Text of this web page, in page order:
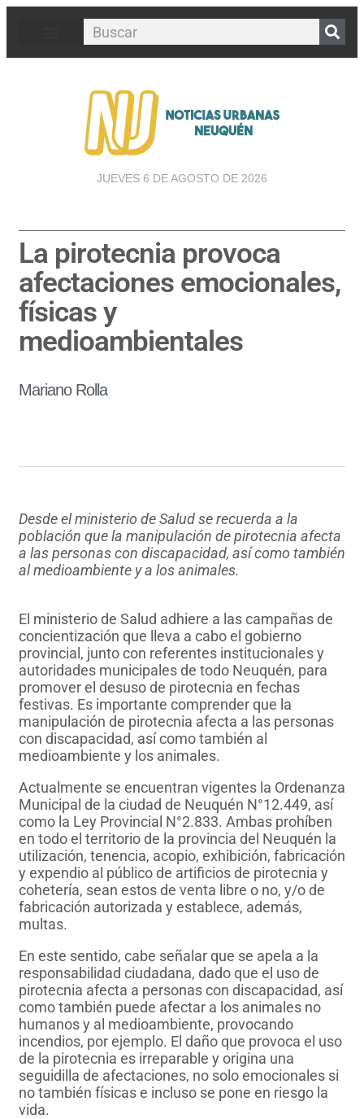
JUEVES 6 DE AGOSTO DE 2026
La pirotecnia provoca
afectaciones emocionales,
físicas y
medioambientales
Mariano Rolla
Desde el ministerio de Salud se recuerda a la
población que la manipulación de pirotecnia afecta
a las personas con discapacidad, así como también
al medioambiente y a los animales.
El ministerio de Salud adhiere a las campañas de
concientización que lleva a cabo el gobierno
provincial, junto con referentes institucionales y
autoridades municipales de todo Neuquén, para
promover el desuso de pirotecnia en fechas
festivas. Es importante comprender que la
manipulación de pirotecnia afecta a las personas
con discapacidad, así como también al
medioambiente y los animales.
Actualmente se encuentran vigentes la Ordenanza
Municipal de la ciudad de Neuquén N°12.449, así
como la Ley Provincial N°2.833. Ambas prohíben
en todo el territorio de la provincia del Neuquén la
utilización, tenencia, acopio, exhibición, fabricación
y expendio al público de artificios de pirotecnia y
cohetería, sean estos de venta libre o no, y/o de
fabricación autorizada y establece, además,
multas.
En este sentido, cabe señalar que se apela a la
responsabilidad ciudadana, dado que el uso de
pirotecnia afecta a personas con discapacidad, así
como también puede afectar a los animales no
humanos y al medioambiente, provocando
incendios, por ejemplo. El daño que provoca el uso
de la pirotecnia es irreparable y origina una
seguidilla de afectaciones, no solo emocionales si
no también físicas e incluso se pone en riesgo la
vida.